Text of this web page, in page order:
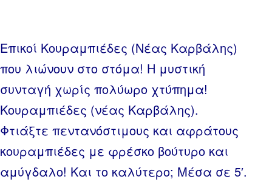
Επικοί Κουραμπιέδες (Νέας Καρβάλης)
που λιώνουν στο στόμα! Η μυστική
συνταγή χωρίς πολύωρο χτύπημα!
Κουραμπιέδες (νέας Καρβάλης).
Φτιάξτε πεντανόστιμους και αφράτους
κουραμπιέδες με φρέσκο βούτυρο και
αμύγδαλο! Και το καλύτερο; Μέσα σε 5′.